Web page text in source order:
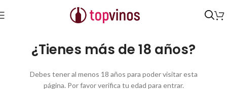
¿Tienes más de 18 años?
Debes tener al menos 18 años para poder visitar esta
página. Por favor verifica tu edad para entrar.
Inicio Destilados y licores /Whisky/Escocia